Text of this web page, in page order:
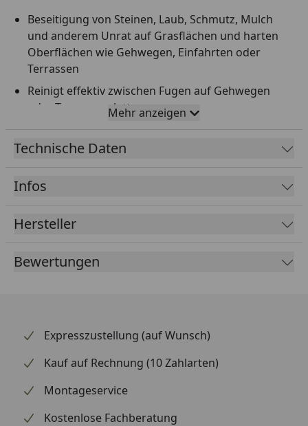
Beseitigung von Steinen, Laub, Schmutz, Mulch
und anderem Unrat auf Grasflächen und harten
Oberflächen wie Gehwegen, Einfahrten oder
Terrassen
Reinigt effektiv zwischen Fugen auf Gehwegen
oder Terrassenplatten
Gegenläufige Rotation der Walze, die das Material
nach vorne und vom Anwender weg wirft
58 cm Breite für optimalen Materialtransport in
einem Arbeitsgang
Robuste Bürsten sorgen für eine längere
Lebensdauer
Optimiertes Schutzhaubendesign
Geeignet für die Reinigung von Kunstrasen
Befestigungssystem
Mehr anzeigen
Technische Daten
Infos
Hersteller
Bewertungen
Expresszustellung (auf Wunsch)
Kauf auf Rechnung (10 Zahlarten)
Montageservice
Kostenlose Fachberatung